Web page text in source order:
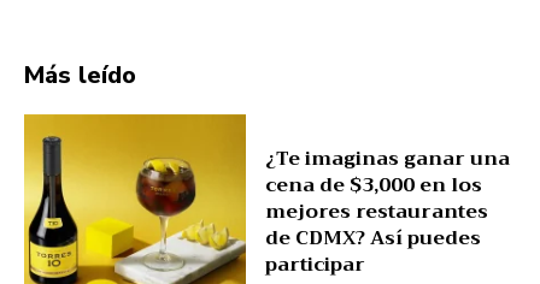
Más leído
¿Te imaginas ganar una
cena de $3,000 en los
mejores restaurantes
de CDMX? Así puedes
participar